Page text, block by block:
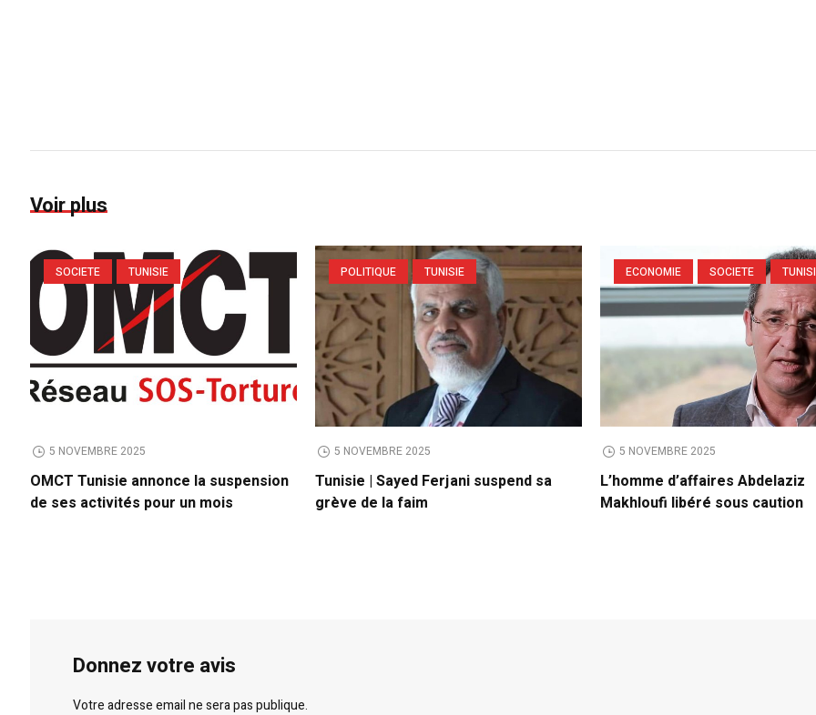
Voir plus
SOCIETE TUNISIE
5 NOVEMBRE 2025
OMCT Tunisie annonce la suspension
de ses activités pour un mois
POLITIQUE TUNISIE
5 NOVEMBRE 2025
Tunisie | Sayed Ferjani suspend sa
grève de la faim
ECONOMIE SOCIETE
5 NOVEMBRE 2025
L’homme d’affaires Abdelaziz
Makhloufi libéré sous caution
Donnez votre avis
Votre adresse email ne sera pas publique.